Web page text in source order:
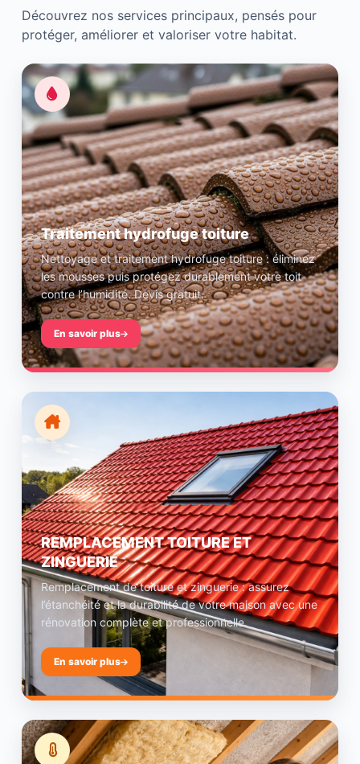
Découvrez nos services principaux, pensés pour
protéger, améliorer et valoriser votre habitat.
Traitement hydrofuge toiture
Nettoyage et traitement hydrofuge toiture : éliminez
les mousses puis protégez durablement votre toit
contre l’humidité. Devis gratuit.
En savoir plus
REMPLACEMENT TOITURE ET
ZINGUERIE
Remplacement de toiture et zinguerie : assurez
l’étanchéité et la durabilité de votre maison avec une
rénovation complète et professionnelle.
En savoir plus